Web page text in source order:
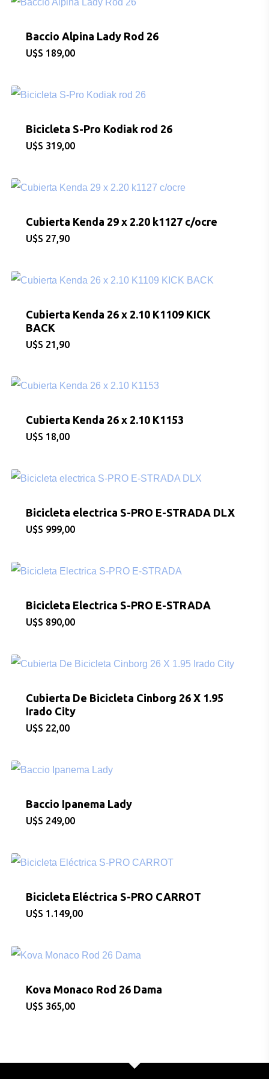
Baccio Alpina Lady Rod 26
$ 189,00
Bicicleta S-Pro Kodiak rod 26
$ 319,00
Cubierta Kenda 29 x 2.20 k1127 c/ocre
$ 27,90
Cubierta Kenda 26 x 2.10 K1109 KICK
BACK
$ 21,90
Cubierta Kenda 26 x 2.10 K1153
$ 18,00
Bicicleta electrica S-PRO E-STRADA DLX
$ 999,00
Bicicleta Electrica S-PRO E-STRADA
$ 890,00
Cubierta De Bicicleta Cinborg 26 X 1.95
Irado City
$ 22,00
Baccio Ipanema Lady
$ 249,00
Bicicleta Eléctrica S-PRO CARROT
$ 1.149,00
Kova Monaco Rod 26 Dama
$ 365,00